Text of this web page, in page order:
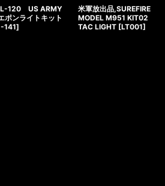
120 US ARMY
ポンライトキット
141]
米軍放出品,SUREFIRE
MODEL M951 KIT02
TAC LIGHT [LT001]